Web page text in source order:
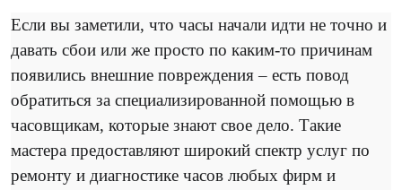
Если вы заметили, что часы начали идти не точно и
давать сбои или же просто по каким-то причинам
появились внешние повреждения – есть повод
обратиться за специализированной помощью в
часовщикам, которые знают свое дело. Такие
мастера предоставляют широкий спектр услуг по
ремонту и диагностике часов любых фирм и